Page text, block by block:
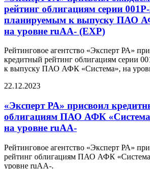
рейтинг облигациям серии
планируемым к выпуску ПАО
на уровне ruАA- (EXP)
Рейтинговое агентство «Эксперт РА»
кредитный рейтинг облигациям серии
к выпуску ПАО АФК «Система», на
22.12.2023
«Эксперт РА» присвоил
облигациям ПАО АФК
на уровне ruАA-
Рейтинговое агентство «Эксперт РА»
рейтинг облигациям ПАО АФК
уровне ruAA-.